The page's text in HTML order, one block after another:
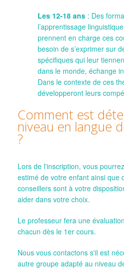
Les 12-18 ans : Des
l’apprentissage
prennent en charge ces
besoin de s’exprimer sur
spécifiques qui leur
dans le monde, échange
Dans le contexte de ces
développeront leurs
Comment est
niveau en langue
?
Lors de l'inscription, vous
estimé de votre enfant ainsi que
conseillers sont à votre
aider dans votre choix.
Le professeur fera une
chacun dès le 1er cours.
Nous vous contactons s'il est
autre groupe adapté au niveau